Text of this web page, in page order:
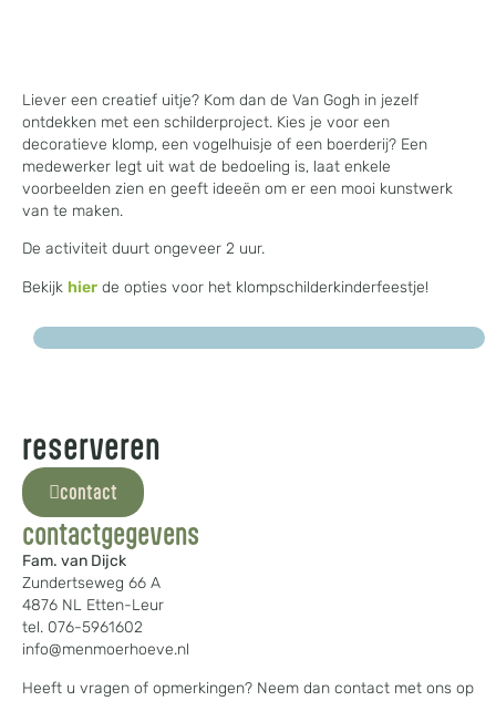
Liever een creatief uitje? Kom dan de Van Gogh in jezelf
ontdekken met een schilderproject. Kies je voor een
decoratieve klomp, een vogelhuisje of een boerderij? Een
medewerker legt uit wat de bedoeling is, laat enkele
voorbeelden zien en geeft ideeën om er een mooi kunstwerk
van te maken.
De activiteit duurt ongeveer 2 uur.
Bekijk hier de opties voor het klompschilderkinderfeestje!
reserveren
contact
contactgegevens
Fam. van Dijck
Zundertseweg 66 A
4876 NL Etten-Leur
tel. 076-5961602
info@menmoerhoeve.nl
Heeft u vragen of opmerkingen? Neem dan contact met ons op